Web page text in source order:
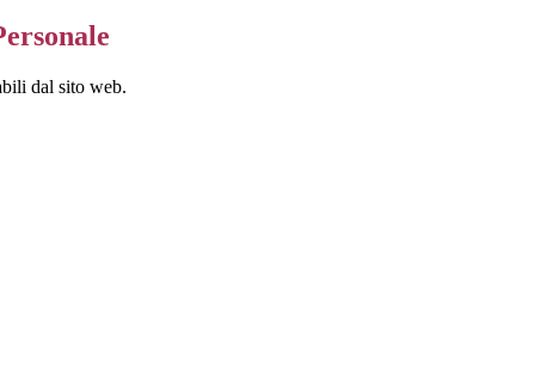
dal sito web.